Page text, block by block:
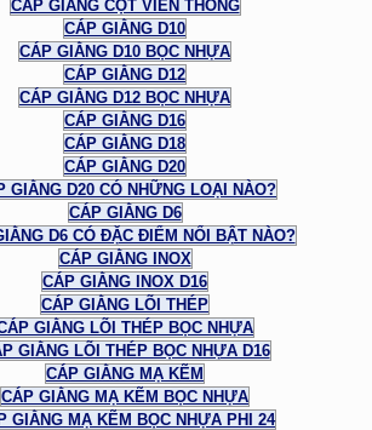
CÁP GIẰNG CỘT VIỄN THÔNG
CÁP GIẰNG D10
CÁP GIẰNG D10 BỌC NHỰA
CÁP GIẰNG D12
CÁP GIẰNG D12 BỌC NHỰA
CÁP GIẰNG D16
CÁP GIẰNG D18
CÁP GIẰNG D20
GIẰNG D20 CÓ NHỮNG LOẠI NÀO?
CÁP GIẰNG D6
D6 CÓ ĐẶC ĐIỂM NỔI BẬT NÀO?
CÁP GIẰNG INOX
CÁP GIẰNG INOX D16
CÁP GIẰNG LÕI THÉP
GIẰNG LÕI THÉP BỌC NHỰA
GIẰNG LÕI THÉP BỌC NHỰA D16
CÁP GIẰNG MẠ KẼM
CÁP GIẰNG MẠ KẼM BỌC NHỰA
GIẰNG MẠ KẼM BỌC NHỰA PHI 24